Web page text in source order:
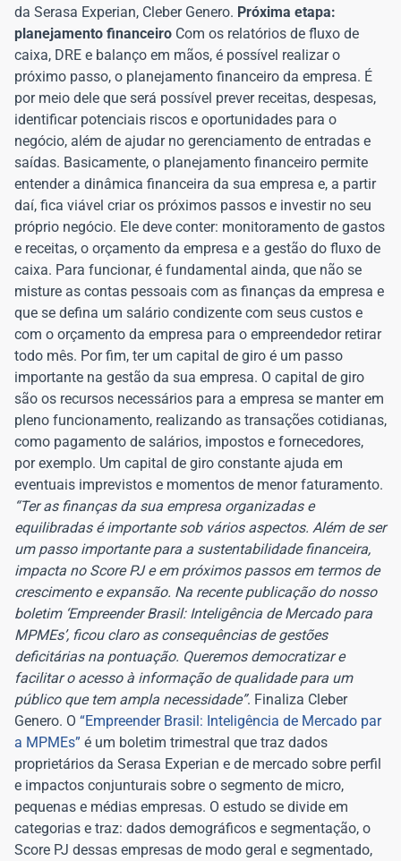
da Serasa Experian, Cleber Genero. Próxima etapa:
planejamento financeiro Com os relatórios de fluxo de
caixa, DRE e balanço em mãos, é possível realizar o
próximo passo, o planejamento financeiro da empresa. É
por meio dele que será possível prever receitas, despesas,
identificar potenciais riscos e oportunidades para o
negócio, além de ajudar no gerenciamento de entradas e
saídas. Basicamente, o planejamento financeiro permite
entender a dinâmica financeira da sua empresa e, a partir
daí, fica viável criar os próximos passos e investir no seu
próprio negócio. Ele deve conter: monitoramento de gastos
e receitas, o orçamento da empresa e a gestão do fluxo de
caixa. Para funcionar, é fundamental ainda, que não se
misture as contas pessoais com as finanças da empresa e
que se defina um salário condizente com seus custos e
com o orçamento da empresa para o empreendedor retirar
todo mês. Por fim, ter um capital de giro é um passo
importante na gestão da sua empresa. O capital de giro
são os recursos necessários para a empresa se manter em
pleno funcionamento, realizando as transações cotidianas,
como pagamento de salários, impostos e fornecedores,
por exemplo. Um capital de giro constante ajuda em
eventuais imprevistos e momentos de menor faturamento.
“Ter as finanças da sua empresa organizadas e
equilibradas é importante sob vários aspectos. Além de ser
um passo importante para a sustentabilidade financeira,
impacta no Score PJ e em próximos passos em termos de
crescimento e expansão. Na recente publicação do nosso
boletim ‘Empreender Brasil: Inteligência de Mercado para
MPMEs’, ficou claro as consequências de gestões
deficitárias na pontuação. Queremos democratizar e
facilitar o acesso à informação de qualidade para um
público que tem ampla necessidade”. Finaliza Cleber
Genero. O “Empreender Brasil: Inteligência de Mercado par
a MPMEs” é um boletim trimestral que traz dados
proprietários da Serasa Experian e de mercado sobre perfil
e impactos conjunturais sobre o segmento de micro,
pequenas e médias empresas. O estudo se divide em
categorias e traz: dados demográficos e segmentação, o
Score PJ dessas empresas de modo geral e segmentado,